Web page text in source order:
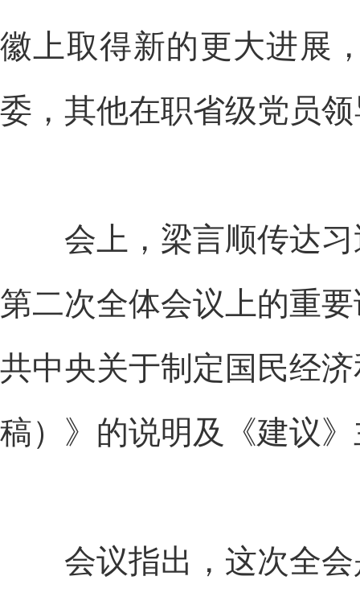
徽上取得新的更大进展
委，其他在职省级党员
会上，梁言顺传达习
第二次全体会议上的重
共中央关于制定国民经
稿）》的说明及《建议
会议指出，这次全会